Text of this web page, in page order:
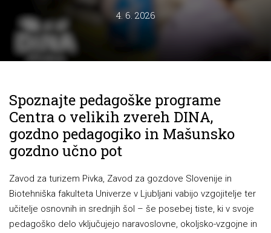
4. 6. 2026
Spoznajte pedagoške programe
Centra o velikih zvereh DINA,
gozdno pedagogiko in Mašunsko
gozdno učno pot
Zavod za turizem Pivka, Zavod za gozdove Slovenije in
Biotehniška fakulteta Univerze v Ljubljani vabijo vzgojitelje ter
učitelje osnovnih in srednjih šol – še posebej tiste, ki v svoje
pedagoško delo vključujejo naravoslovne, okoljsko-vzgojne in